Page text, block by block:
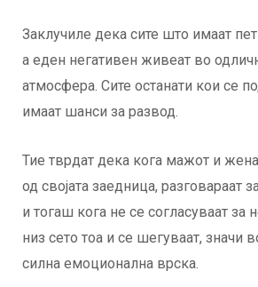
Заклучиле дека сите што имаат
а еден негативен живеат во
атмосфера. Сите останати кои се
имаат шанси за развод.
Тие тврдат дека кога мажот и
од својата заедница, разговараат
и тогаш кога не се согласуваат за
низ сето тоа и се шегуваат, значи
силна емоционална врска.